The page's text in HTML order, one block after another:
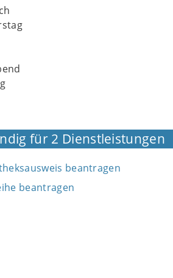
für 2 Dienstleistungen
beantragen
beantragen